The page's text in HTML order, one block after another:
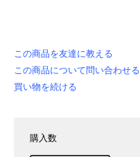
この商品を友達に教える
この商品について問い合わせる
買い物を続ける
購入数